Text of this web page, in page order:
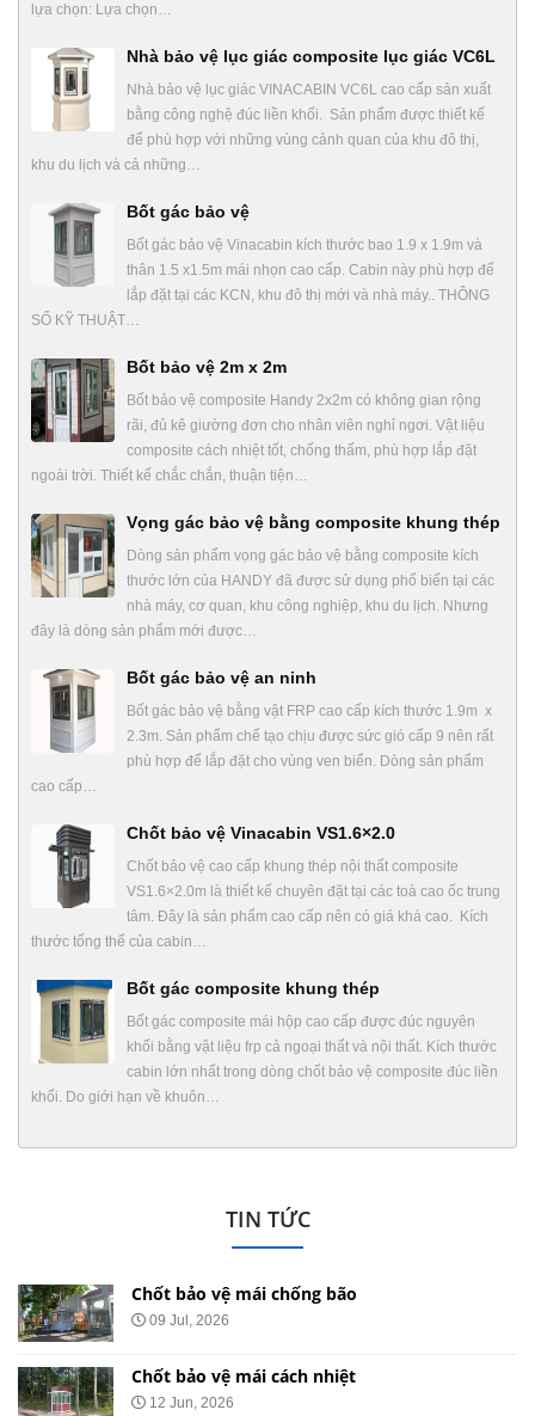
lựa chọn: Lựa chọn…
Nhà bảo vệ lục giác composite lục giác VC6L
Nhà bảo vệ lục giác VINACABIN VC6L cao cấp sản xuất
bằng công nghệ đúc liền khối. Sản phẩm được thiết kế
để phù hợp với những vùng cảnh quan của khu đô thị,
khu du lịch và cả những…
Bốt gác bảo vệ
Bốt gác bảo vệ Vinacabin kích thước bao 1.9 x 1.9m và
thân 1.5 x1.5m mái nhọn cao cấp. Cabin này phù hợp để
lắp đặt tại các KCN, khu đô thị mới và nhà máy.. THÔNG
SỐ KỸ THUẬT…
Bốt bảo vệ 2m x 2m
Bốt bảo vệ composite Handy 2x2m có không gian rộng
rãi, đủ kê giường đơn cho nhân viên nghỉ ngơi. Vật liệu
composite cách nhiệt tốt, chống thấm, phù hợp lắp đặt
ngoài trời. Thiết kế chắc chắn, thuận tiện…
Vọng gác bảo vệ bằng composite khung thép
Dòng sản phẩm vọng gác bảo vệ bằng composite kích
thước lớn của HANDY đã được sử dụng phổ biến tại các
nhà máy, cơ quan, khu công nghiệp, khu du lịch. Nhưng
đây là dòng sản phẩm mới được…
Bốt gác bảo vệ an ninh
Bốt gác bảo vệ bằng vật FRP cao cấp kích thước 1.9m x
2.3m. Sản phẩm chế tạo chịu được sức gió cấp 9 nên rất
phù hợp để lắp đặt cho vùng ven biển. Dòng sản phẩm
cao cấp…
Chốt bảo vệ Vinacabin VS1.6×2.0
Chốt bảo vệ cao cấp khung thép nội thất composite
VS1.6×2.0m là thiết kế chuyên đặt tại các toà cao ốc trung
tâm. Đây là sản phẩm cao cấp nên có giá khá cao. Kích
thước tổng thể của cabin…
Bốt gác composite khung thép
Bốt gác composite mái hộp cao cấp được đúc nguyên
khối bằng vật liệu frp cả ngoại thất và nội thất. Kích thước
cabin lớn nhất trong dòng chốt bảo vệ composite đúc liền
khối. Do giới hạn về khuôn…
TIN TỨC
Chốt bảo vệ mái chống bão
09 Jul, 2026
Chốt bảo vệ mái cách nhiệt
12 Jun, 2026